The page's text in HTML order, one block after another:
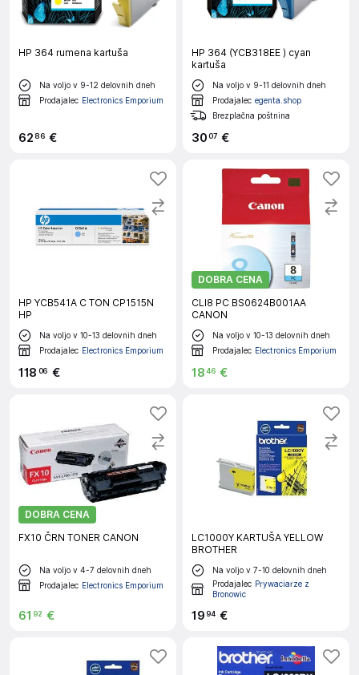
HP 364 rumena kartuša
Na voljo v 9-12 delovnih dneh
Prodajalec Electronics Emporium
62 86 €
HP 364 (YCB318EE ) cyan
kartuša
Na voljo v 9-11 delovnih dneh
Prodajalec egenta.shop
Brezplačna poštnina
3007 €
HP YCB541A C TON CP1515N
HP
Na voljo v 10-13 delovnih dneh
Prodajalec Electronics Emporium
118 06 €
DOBRA CENA
CLI8 PC BS0624B001AA
CANON
Na voljo v 10-13 delovnih dneh
Prodajalec Electronics Emporium
1846 €
DOBRA CENA
FX10 ČRN TONER CANON
Na voljo v 4-7 delovnih dneh
Prodajalec Electronics Emporium
61 92 €
LC1000Y KARTUŠA YELLOW
BROTHER
Na voljo v 7-10 delovnih dneh
Prodajalec Prywaciarze z
Bronowic
1994 €